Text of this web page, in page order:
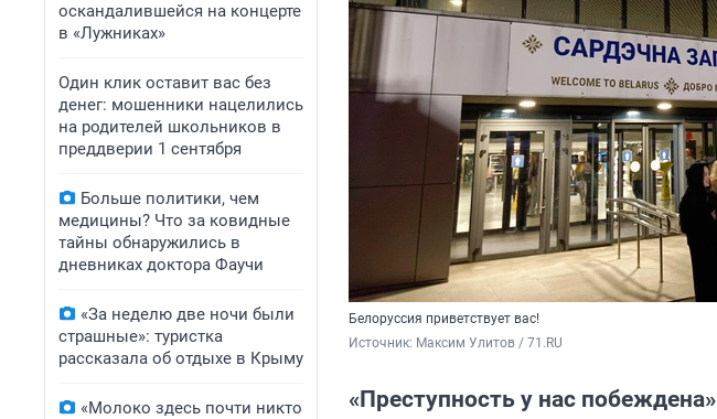
оскандалившейся на концерте
в «Лужниках»
Один клик оставит вас без
денег: мошенники нацелились
на родителей школьников в
преддверии 1 сентября
Больше политики, чем
медицины? Что за ковидные
тайны обнаружились в
дневниках доктора Фаучи
«За неделю две ночи были
страшные»: туристка
рассказала об отдыхе в Крыму
«Молоко здесь почти никто
Белоруссия приветствует вас!
Источник: Максим Улитов / 71.RU
«Преступность у нас побеждена»